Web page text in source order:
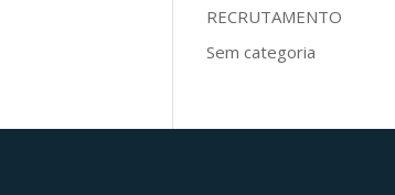
RECRUTAMENTO
Sem categoria